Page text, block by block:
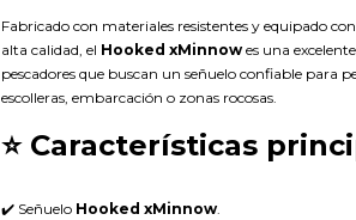
Fabricado con materiales resistentes y equipado
alta calidad, el Hooked xMinnow es una
pescadores que buscan un señuelo confiable para
escolleras, embarcación o zonas rocosas.
⭐ Características
✔️ Señuelo Hooked xMinnow